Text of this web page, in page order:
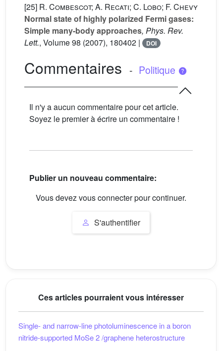
[25] R. Combescot; A. Recati; C. Lobo; F. Chevy
Normal state of highly polarized Fermi gases:
Simple many-body approaches, Phys. Rev.
Lett., Volume 98 (2007), 180402 | DOI
Commentaires - Politique
Il n'y a aucun commentaire pour cet article.
Soyez le premier à écrire un commentaire !
Publier un nouveau commentaire:
Vous devez vous connecter pour continuer.
S'authentifier
Ces articles pourraient vous intéresser
Single- and narrow-line photoluminescence in a boron
nitride-supported MoSe2/graphene heterostructure